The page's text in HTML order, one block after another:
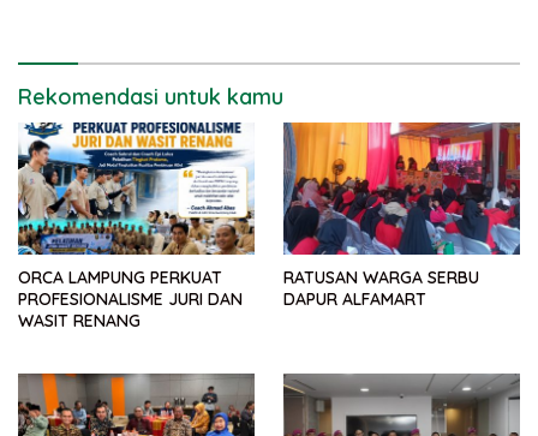
Rekomendasi untuk kamu
ORCA LAMPUNG PERKUAT
PROFESIONALISME JURI DAN
WASIT RENANG
RATUSAN WARGA SERBU
DAPUR ALFAMART